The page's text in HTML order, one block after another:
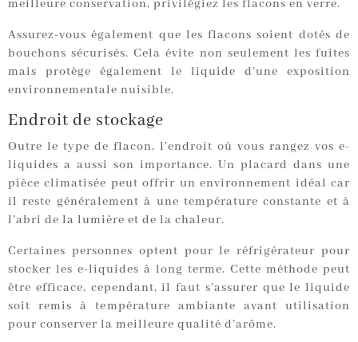
meilleure conservation, privilégiez les flacons en verre.
Assurez-vous également que les flacons soient dotés de
bouchons sécurisés. Cela évite non seulement les fuites
mais protège également le liquide d’une exposition
environnementale nuisible.
Endroit de stockage
Outre le type de flacon, l’endroit où vous rangez vos e-
liquides a aussi son importance. Un placard dans une
pièce climatisée peut offrir un environnement idéal car
il reste généralement à une température constante et à
l’abri de la lumière et de la chaleur.
Certaines personnes optent pour le réfrigérateur pour
stocker les e-liquides à long terme. Cette méthode peut
être efficace, cependant, il faut s’assurer que le liquide
soit remis à température ambiante avant utilisation
pour conserver la meilleure qualité d’arôme.